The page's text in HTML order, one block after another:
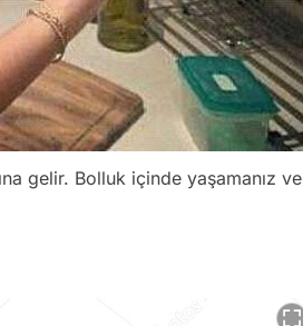
gelir. Bolluk içinde yaşamanız ve